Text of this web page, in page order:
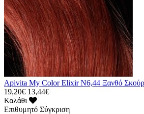
Apivita My Color Elixir N6,44 Ξανθό
19,20€ 13,44€
Καλάθι
Επιθυμητό Σύγκριση